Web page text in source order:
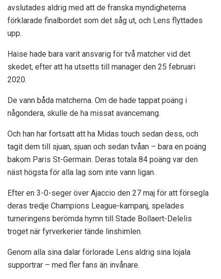
avslutades aldrig med att de franska myndigheterna
förklarade finalbordet som det såg ut, och Lens flyttades
upp.
Haise hade bara varit ansvarig för två matcher vid det
skedet, efter att ha utsetts till manager den 25 februari
2020.
De vann båda matcherna. Om de hade tappat poäng i
någondera, skulle de ha missat avancemang.
Och han har fortsatt att ha Midas touch sedan dess, och
tagit dem till sjuan, sjuan och sedan tvåan – bara en poäng
bakom Paris St-Germain. Deras totala 84 poäng var den
näst högsta för alla lag som inte vann ligan.
Efter en 3-0-seger över Ajaccio den 27 maj för att försegla
deras tredje Champions League-kampanj, spelades
turneringens berömda hymn till Stade Bollaert-Delelis
troget när fyrverkerier tände linshimlen.
Genom alla sina dalar förlorade Lens aldrig sina lojala
supportrar – med fler fans än invånare.